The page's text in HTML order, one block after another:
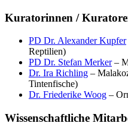
Kuratorinnen /
PD Dr. Alexander Kupfer
Reptilien)
PD Dr. Stefan Merker–
Dr. Ira Richling –
Tintenfische)
Dr. Friederike Woog –
Wissenschaftliche